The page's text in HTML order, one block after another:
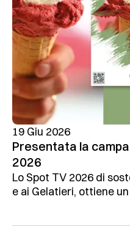
19 Giu 2026
Presentata la
2026
Lo Spot TV 2026 di
e ai Gelatieri, ottiene